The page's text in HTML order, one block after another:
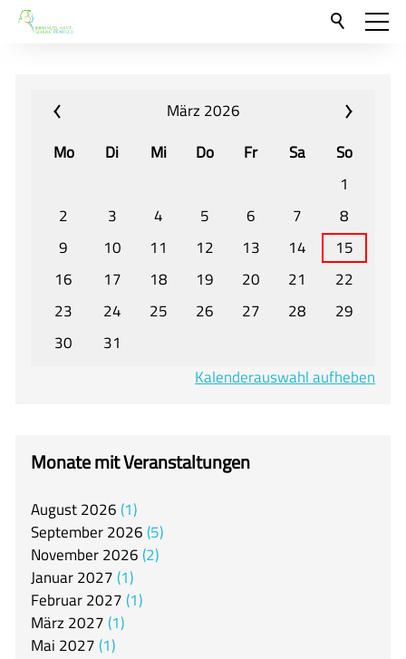
Neu hier?
Für Eltern und Schüler
Veranstaltungen und Termine
Unser Unterricht - Fachcurricula
Unsere Konzepte
Downloads
Unter-, Mittel und Oberstufe
Offener Ganztag
Mensa
Unsere Schulgemeinschaft
Kontakt
🇬🇧
März 2026
Mo
Di Mi Do Fr Sa
So
1
2
3 4 5 6 7
8
9
10 11 12 13 14
15
16
17 18 19 20 21
22
23
24 25 26 27 28
29
30
31
Kalenderauswahl aufheben
Monate mit Veranstaltungen
August2026 1
September2026 5
November2026 2
Januar2027 1
Februar2027 1
März 2027 1
Mai 2027 1